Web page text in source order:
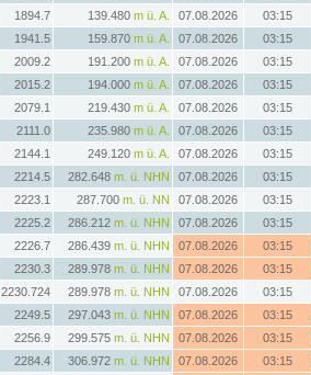
1894.7 139.480 m ü. A. 07.08.2026 03:15
1941.5 159.870 m ü. A. 07.08.2026 03:15
2009.2 191.200 m ü. A. 07.08.2026 03:15
2015.2 194.000 m ü. A. 07.08.2026 03:15
2079.1 219.430 m ü. A. 07.08.2026 03:15
2111.0 235.980 m ü. A. 07.08.2026 03:15
2144.1 249.120 m ü. A. 07.08.2026 03:15
2214.5 282.648 m. ü. NHN 07.08.2026 03:15
2223.1 287.700 m. ü. NN 07.08.2026 03:15
2225.2 286.212 m. ü. NHN 07.08.2026 03:15
2226.7 286.439 m. ü. NHN 07.08.2026 03:15
2230.3 289.978 m. ü. NHN 07.08.2026 03:15
2230.724 289.978 m. ü. NHN 07.08.2026 03:15
2249.5 297.043 m. ü. NHN 07.08.2026 03:15
2256.9 299.575 m. ü. NHN 07.08.2026 03:15
2284.4 306.972 m. ü. NHN 07.08.2026 03:15